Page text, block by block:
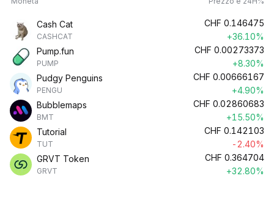
Cash Cat
CASHCAT
CHF 0.146475
+36.10%
Pump.fun
PUMP
CHF 0.00273373
+8.30%
Pudgy Penguins
PENGU
CHF 0.00666167
+4.90%
Bubblemaps
BMT
CHF 0.02860683
+15.50%
Tutorial
TUT
CHF 0.142103
-2.40%
GRVT Token
GRVT
CHF 0.364704
+32.80%